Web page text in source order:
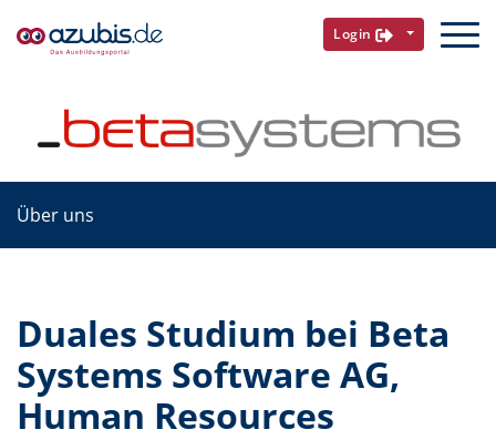
Login
Über uns
Duales Studium bei Beta
Systems Software AG,
Human Resources